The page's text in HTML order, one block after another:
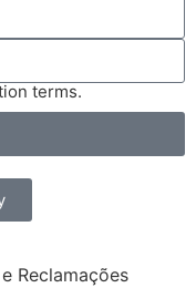
terms.
Reclamações